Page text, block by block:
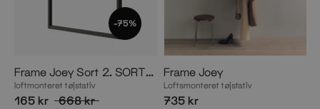
-75%
Frame Joey Sort 2. SORTERING
loftmonteret tøjstativ
165 kr 668 kr
Frame Joey
Loftsmonteret tøjstativ
735 kr